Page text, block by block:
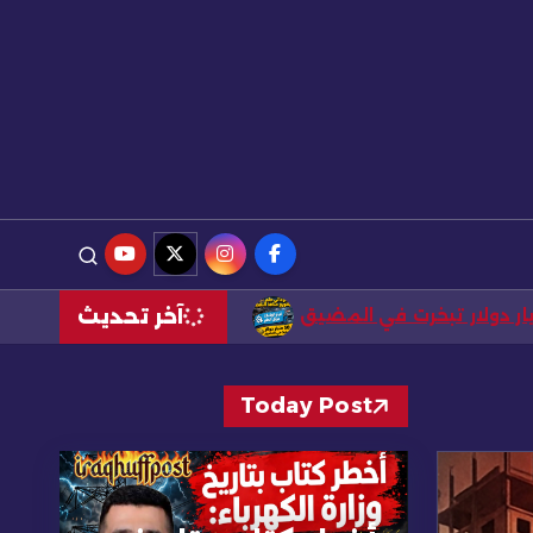
آخر تحديث
السوداني حلم بتنويع منافذ النفط… و فيتو الولاءات عرقل الحلم.. 50
Today Post